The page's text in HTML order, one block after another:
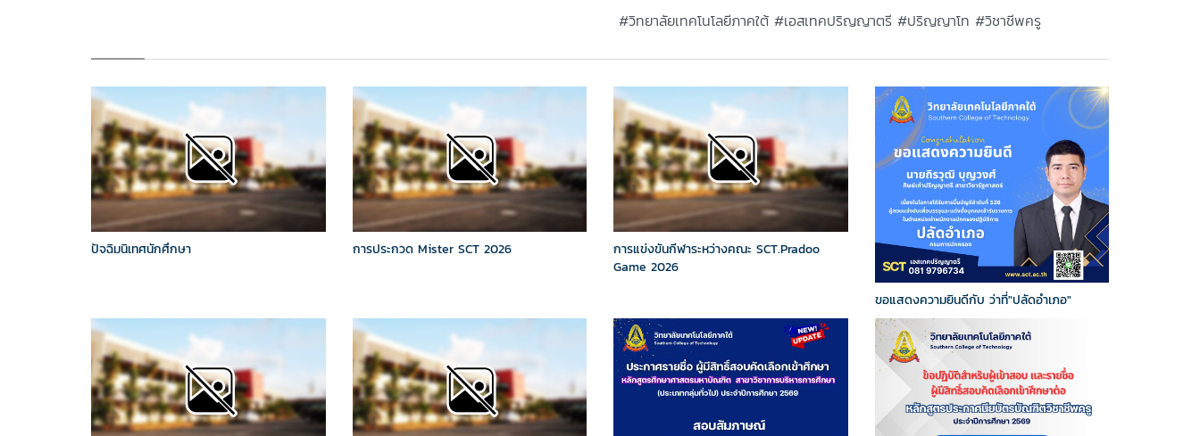
#วิทยาลัยเทคโนโลยีภาคใต้ #เอสเทคปริญญาตรี #ปริญญาโท #วิชาชีพครู
ปัจฉิมนิเทศนักศึกษา การประกวด Mister SCT 2026
การแข่งขันกีฬาระหว่างคณะ SCT.Pradoo
Game 2026
ขอแสดงความยินดีกับ ว่าที่"ปลัดอำเภอ"